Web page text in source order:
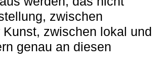
zwischen
zwischen lokal und
genau an diesen